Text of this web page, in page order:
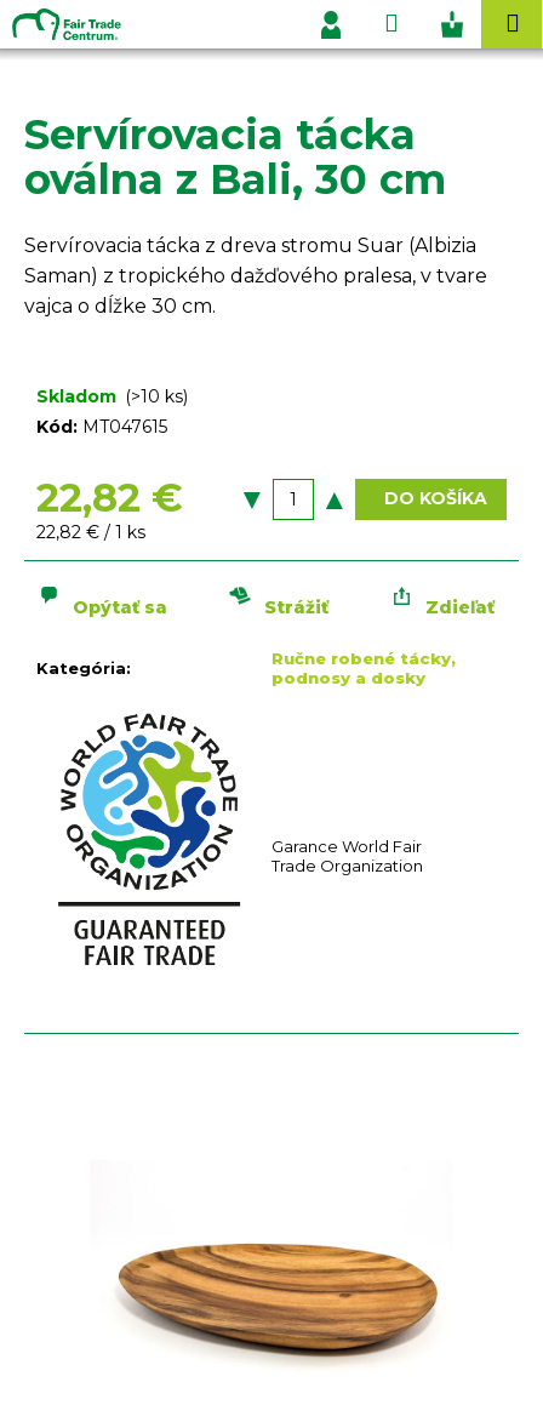
Prejsť
na
obsah
Hľadať
Prihlásenie
Servírovacia tácka
oválna z Bali, 30 cm
Servírovacia tácka z dreva stromu Suar (Albizia
Saman) z tropického dažďového pralesa, v tvare
vajca o dĺžke 30 cm.
Skladom (>10 ks)
Kód: MT047615
22,82 €
Jednotková
cena:
22,82 € / 1 ks
DO KOŠÍKA
Kategória:
Ručne robené tácky,
podnosy a dosky
Garance World Fair
Trade Organization
Opýtať sa Strážiť Zdieľať
K
o
Späť
Späť
Č
o
p
o
t
r
e
u
t
e
n
HĽADAŤ